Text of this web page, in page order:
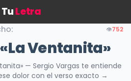
TuLetra
👁️752
«La Ventanita»
— Sergio Vargas te entiende
dolor con el verso exacto →